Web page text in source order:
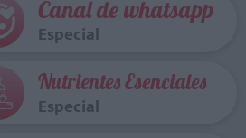
Canal de whatsapp
Especial
Nutrientes Esenciales
Especial